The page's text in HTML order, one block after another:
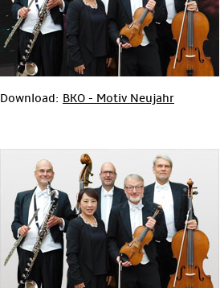
Download: BKO - Motiv Neujahr